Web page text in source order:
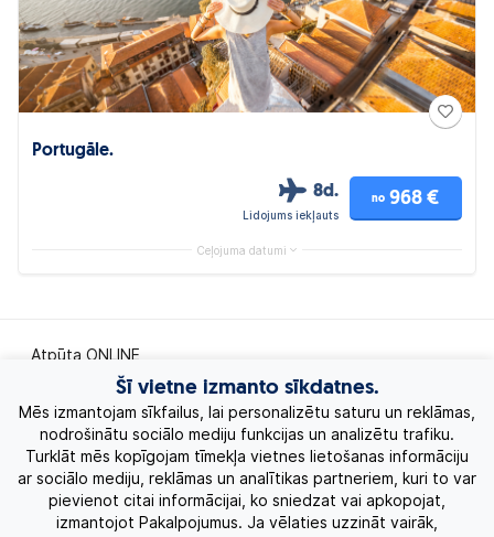
Portugāle.
8d.
Lidojums iekļauts
no 968 €
Ceļojuma datumi
Atpūta ONLINE
Ekskursiju ceļojumi
Eksotiskie ceļojumi
Labākie piedāvājumi
Šī vietne izmanto sīkdatnes.
Mēs izmantojam sīkfailus, lai personalizētu saturu un reklāmas,
nodrošinātu sociālo mediju funkcijas un analizētu trafiku.
Turklāt mēs kopīgojam tīmekļa vietnes lietošanas informāciju
ar sociālo mediju, reklāmas un analītikas partneriem, kuri to var
pievienot citai informācijai, ko sniedzat vai apkopojat,
izmantojot Pakalpojumus. Ja vēlaties uzzināt vairāk,